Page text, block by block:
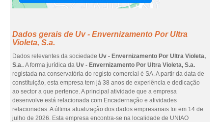
Dados gerais de Uv - Envernizamento Por Ultra
Violeta, S.a.
Dados relevantes da sociedade Uv - Envernizamento Por Ultra Violeta,
S.a.. A forma jurídica da Uv - Envernizamento Por Ultra Violeta, S.a.
registada na conservatória do registo comercial é SA. A partir da data de
constituição, esta empresa tem já 38 anos de experiência e dedicação
ao sector a que pertence. A principal atividade que a empresa
desenvolve está relacionada com Encadernação e atividades
relacionadas. A última atualização dos dados empresariais foi em 14 de
julho de 2026. Esta empresa encontra-se na localidade de UNIAO